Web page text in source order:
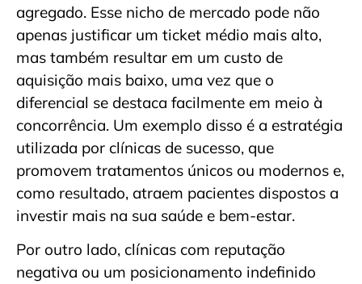
agregado. Esse nicho de mercado pode não
apenas justificar um ticket médio mais alto,
mas também resultar em um custo de
aquisição mais baixo, uma vez que o
diferencial se destaca facilmente em meio à
concorrência. Um exemplo disso é a estratégia
utilizada por clínicas de sucesso, que
promovem tratamentos únicos ou modernos e,
como resultado, atraem pacientes dispostos a
investir mais na sua saúde e bem-estar.
Por outro lado, clínicas com reputação
negativa ou um posicionamento indefinido